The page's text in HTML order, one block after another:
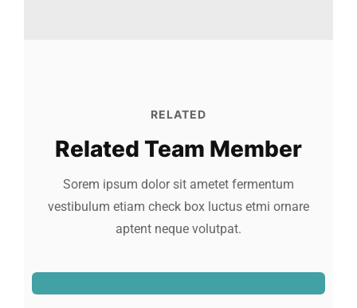
RELATED
Related Team Member
Sorem ipsum dolor sit ametet fermentum
vestibulum etiam check box luctus etmi ornare
aptent neque volutpat.
Alfred Gilbert
Alfred Gilbert